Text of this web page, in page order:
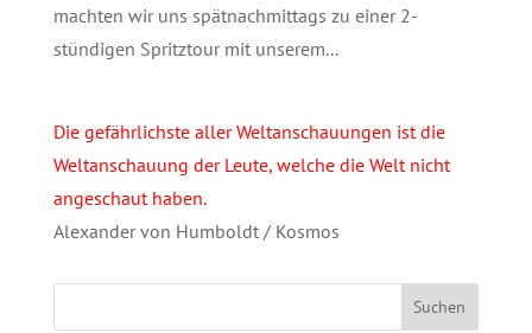
machten wir uns spätnachmittags zu einer 2-
stündigen Spritztour mit unserem...
Die gefährlichste aller Weltanschauungen ist die
Weltanschauung der Leute, welche die Welt nicht
angeschaut haben.
Alexander von Humboldt / Kosmos